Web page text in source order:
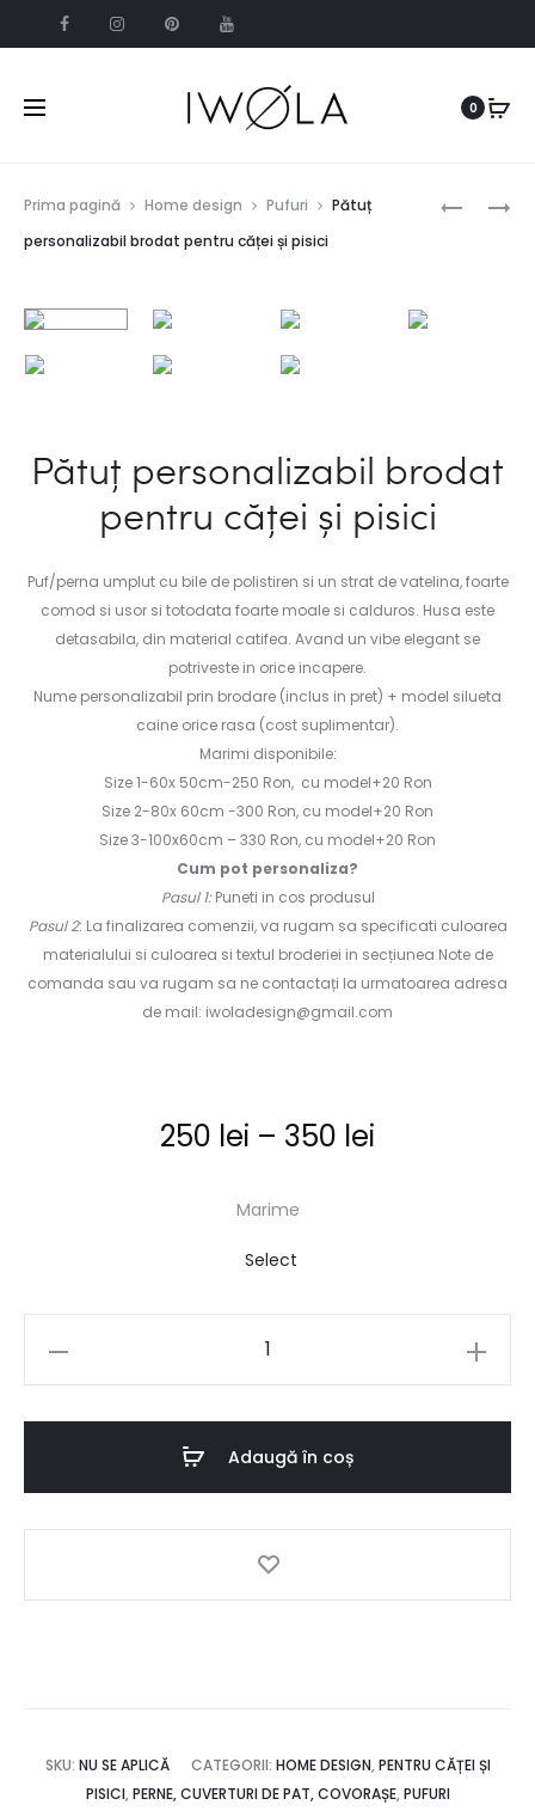
0
PERNĂ
Prima pagină Home design Pufuri
Pătuț
personalizabil brodat pentru căței și pisici
Pătuț personalizabil brodat
pentru căței și pisici
Puf/perna umplut cu bile de polistiren si un strat de vatelina, foarte
comod si usor si totodata foarte moale si calduros. Husa este
detasabila, din material catifea. Avand un vibe elegant se
potriveste in orice incapere.
Nume personalizabil prin brodare (inclus in pret) + model silueta
caine orice rasa (cost suplimentar).
Marimi disponibile:
Size 1-60x 50cm-250 Ron, cu model+20 Ron
Size 2-80x 60cm -300 Ron, cu model+20 Ron
Size 3-100x60cm – 330 Ron, cu model+20 Ron
Cum pot personaliza?
Pasul 1:Puneti in cos produsul
Pasul 2: La finalizarea comenzii, va rugam sa specificati culoarea
materialului si culoarea si textul broderiei in secțiunea Note de
comanda sau va rugam sa ne contactați la urmatoarea adresa
de mail: iwoladesign@gmail.com
250 lei – 350 lei
250 lei
la
Marime
Adaugă în coș
SKU: NU SE APLICĂ CATEGORII: HOME DESIGN, PENTRU CĂȚEI ȘI
PISICI, PERNE, CUVERTURI DE PAT, COVORAȘE, PUFURI